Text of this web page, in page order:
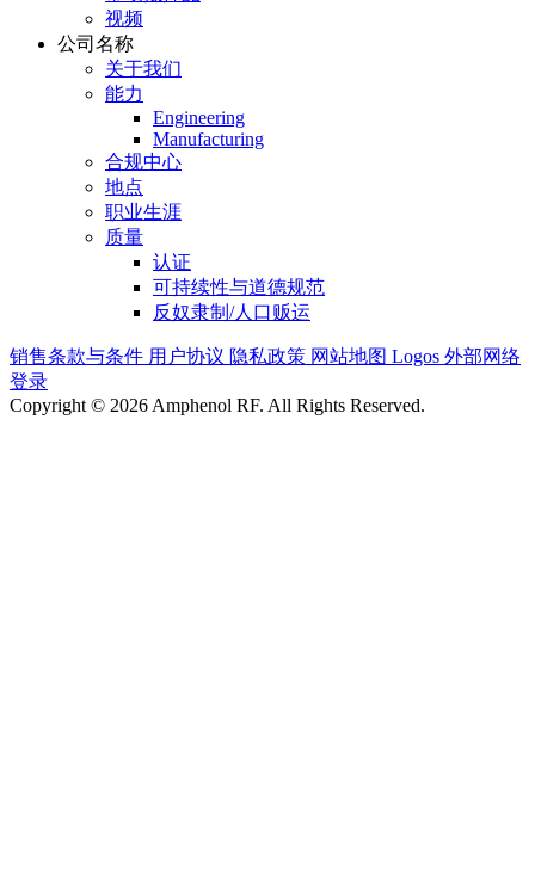
视频
公司名称
关于我们
能力
Engineering
Manufacturing
合规中心
地点
职业生涯
质量
认证
可持续性与道德规范
反奴隶制/人口贩运
销售条款与条件 用户协议 隐私政策 网站地图 Logos 外部网络
登录
Copyright © 2026 Amphenol RF. All Rights Reserved.